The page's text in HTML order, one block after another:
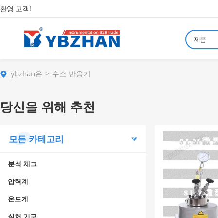
환영 고객!
제품
ybzhan은 수소 반응기
당신을 위해 추천
모든 카테고리
분석 체크
압력계
온도계